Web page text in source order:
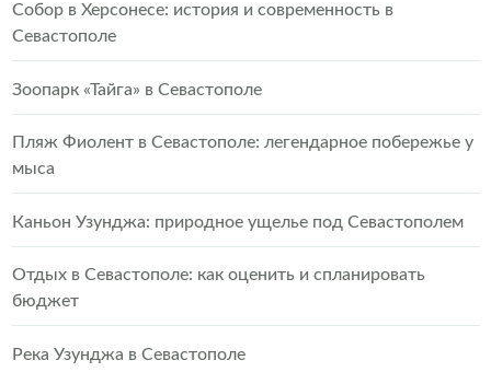
Собор в Херсонесе: история и современность в
Севастополе
Зоопарк «Тайга» в Севастополе
Пляж Фиолент в Севастополе: легендарное побережье у
мыса
Каньон Узунджа: природное ущелье под Севастополем
Отдых в Севастополе: как оценить и спланировать
бюджет
Река Узунджа в Севастополе